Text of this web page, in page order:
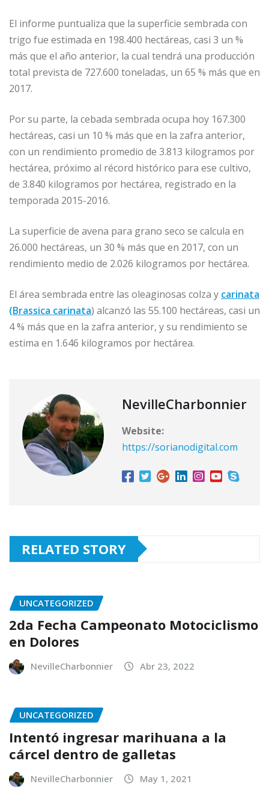
El informe puntualiza que la superficie sembrada con
trigo fue estimada en 198.400 hectáreas, casi 3 un %
más que el año anterior, la cual tendrá una producción
total prevista de 727.600 toneladas, un 65 % más que en
2017.
Por su parte, la cebada sembrada ocupa hoy 167.300
hectáreas, casi un 10 % más que en la zafra anterior,
con un rendimiento promedio de 3.813 kilogramos por
hectárea, próximo al récord histórico para ese cultivo,
de 3.840 kilogramos por hectárea, registrado en la
temporada 2015-2016.
La superficie de avena para grano seco se calcula en
26.000 hectáreas, un 30 % más que en 2017, con un
rendimiento medio de 2.026 kilogramos por hectárea.
El área sembrada entre las oleaginosas colza y carinata
(Brassica carinata) alcanzó las 55.100 hectáreas, casi un
4 % más que en la zafra anterior, y su rendimiento se
estima en 1.646 kilogramos por hectárea.
NevilleCharbonnier
Website:
https://sorianodigital.com
RELATED STORY
UNCATEGORIZED
2da Fecha Campeonato Motociclismo
en Dolores
NevilleCharbonnier Abr 23, 2022
UNCATEGORIZED
Intentó ingresar marihuana a la
cárcel dentro de galletas
NevilleCharbonnier May 1, 2021